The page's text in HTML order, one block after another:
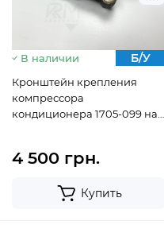
В наличии Б/У
Кронштейн крепления
компрессора
кондиционера 1705-099 на
4 500 грн.
Купить